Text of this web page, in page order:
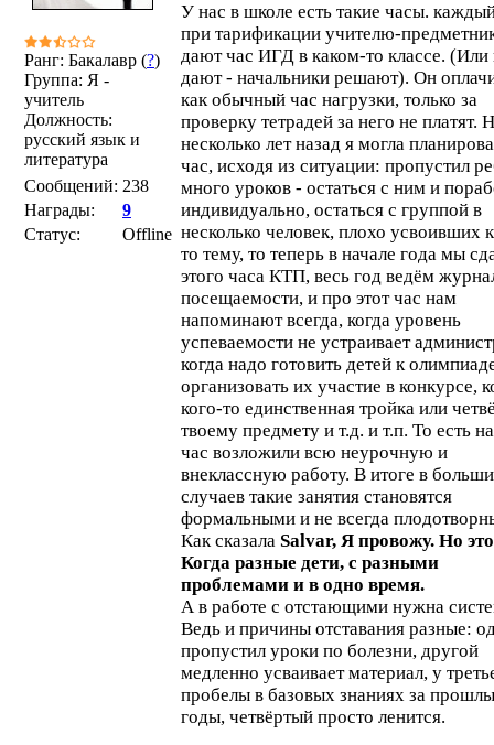
Ранг: Бакалавр (?)
Группа: Я -
учитель
Должность:
русский язык и
литература
Сообщений: 238
Награды:
9
Статус:
Offline
У нас в школе есть такие часы.
при тарификации учителю-
дают час ИГД в каком-то классе. (Или
дают - начальники решают). Он
как обычный час нагрузки, только за
проверку тетрадей за него не платят.
несколько лет назад я могла
час, исходя из ситуации: пропустил
много уроков - остаться с ним и
индивидуально, остаться с группой в
несколько человек, плохо усвоивших
то тему, то теперь в начале года мы
этого часа КТП, весь год ведём
посещаемости, и про этот час нам
напоминают всегда, когда уровень
успеваемости не устраивает
когда надо готовить детей к
организовать их участие в конкурсе,
кого-то единственная тройка или
твоему предмету и т.д. и т.п. То есть
час возложили всю неурочную и
внеклассную работу. В итоге в
случаев такие занятия становятся
формальными и не всегда
Как сказала Salvar, Я провожу. Но
Когда разные дети, с разными
проблемами и в одно время.
А в работе с отстающими нужна
Ведь и причины отставания разные:
пропустил уроки по болезни, другой
медленно усваивает материал, у
пробелы в базовых знаниях за
годы, четвёртый просто ленится.